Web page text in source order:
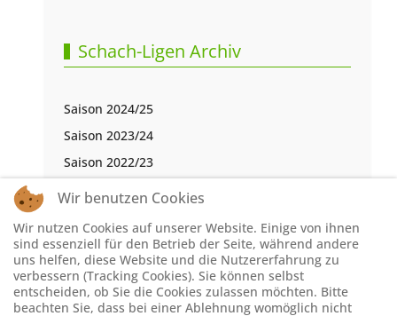
Schach-Ligen Archiv
Saison 2024/25
Saison 2023/24
Saison 2022/23
Saison 2021/22
Saison 2019/20
Saison 2018/19
Saison 2017/18
Wir benutzen Cookies
Wir nutzen Cookies auf unserer Website. Einige von ihnen
sind essenziell für den Betrieb der Seite, während andere
uns helfen, diese Website und die Nutzererfahrung zu
verbessern (Tracking Cookies). Sie können selbst
entscheiden, ob Sie die Cookies zulassen möchten. Bitte
beachten Sie, dass bei einer Ablehnung womöglich nicht